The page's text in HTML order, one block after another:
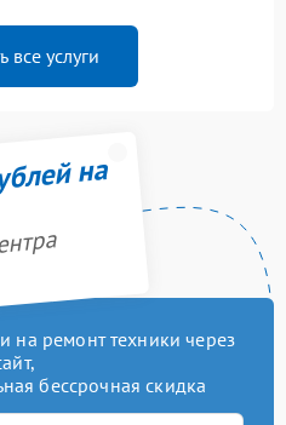
все услуги
на
на ремонт техники через
бессрочная скидка